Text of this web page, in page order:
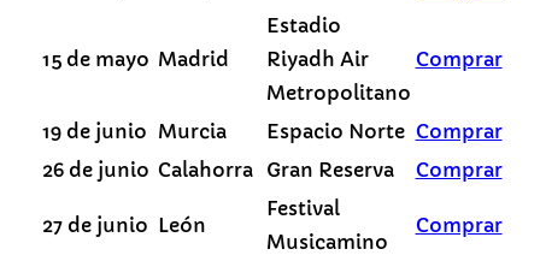
15 de mayo Madrid
Estadio
Riyadh Air
Metropolitano
Comprar
19 de junio Murcia Espacio Norte Comprar
26 de junio Calahorra Gran Reserva Comprar
27 de junio León
Festival
Musicamino
Comprar